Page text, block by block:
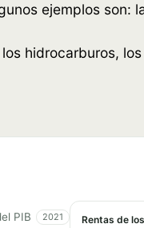
ejemplos son:
hidrocarburos,
PIB 2021
Rentas de